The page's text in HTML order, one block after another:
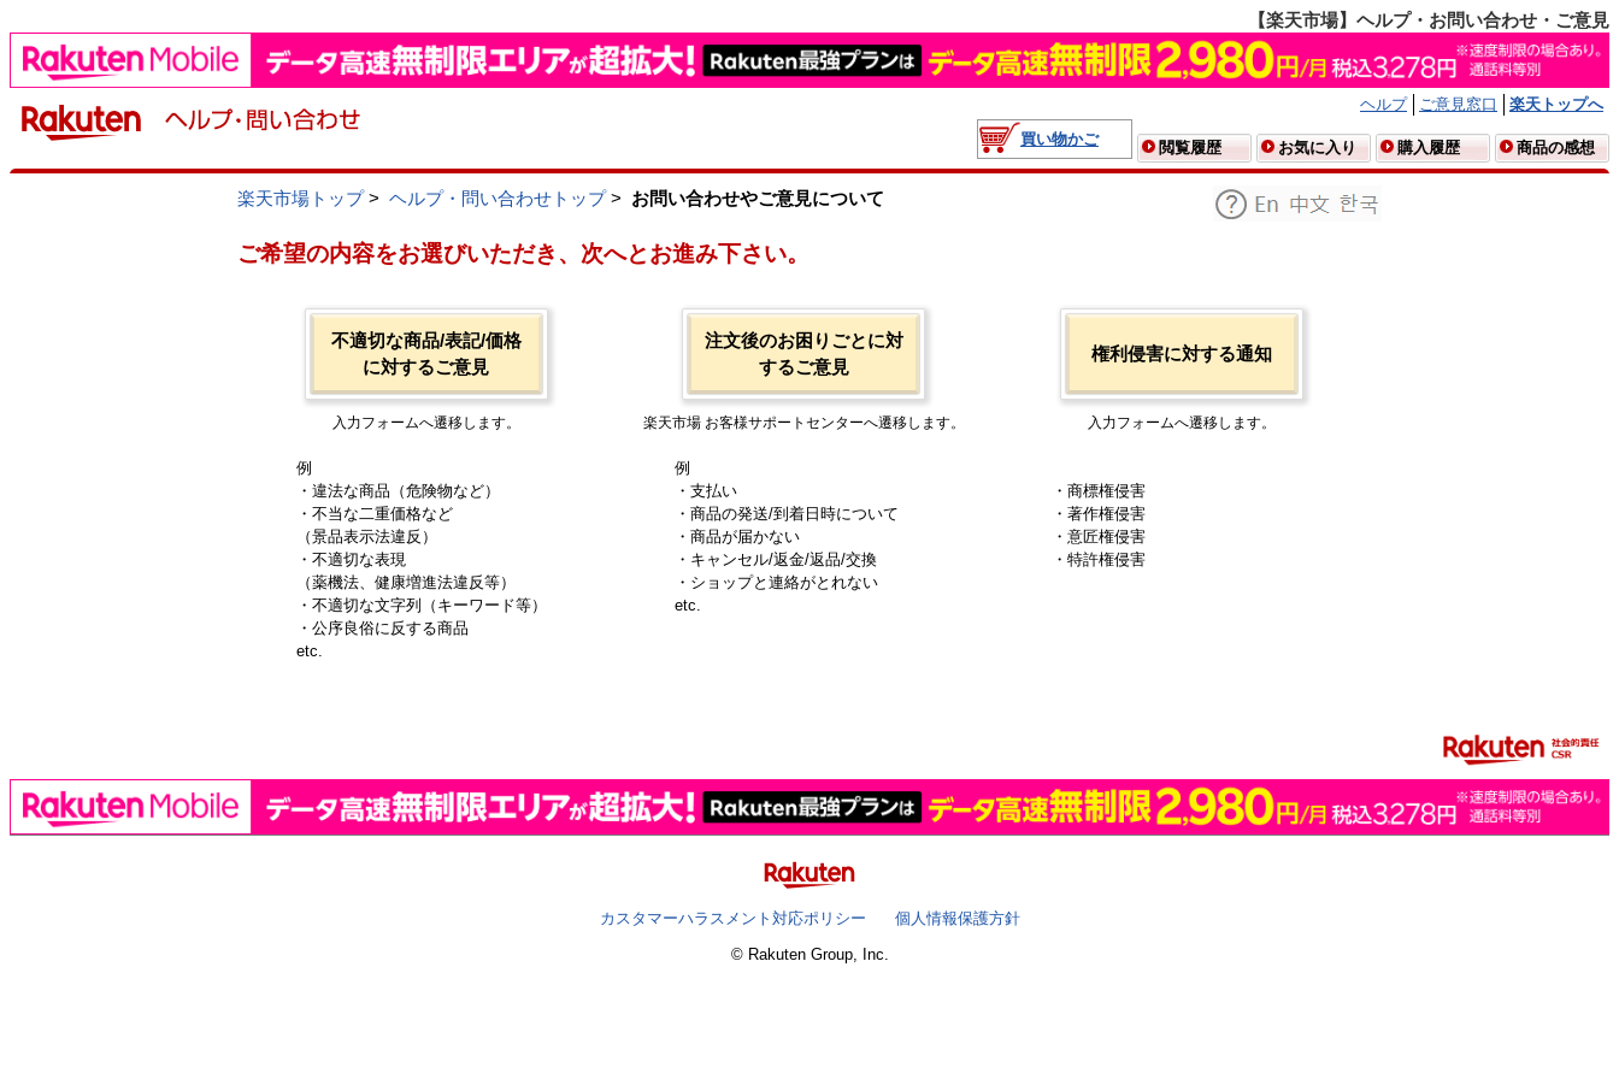
【楽天市場】ヘルプ・お問い合わせ・ご意見
ヘルプ ご意見窓口
楽天トップへ
買い物かご
閲覧履歴 お気に入り 購入履歴 商品の感想
楽天市場トップ> ヘルプ・問い合わせトップ> お問い合わせやご意見について
ご希望の内容をお選びいただき、次へとお進み下さい。
不適切な商品/表記/価格
に対するご意見
入力フォームへ遷移します。
例
・違法な商品（危険物など）
・不当な二重価格など
（景品表示法違反）
・不適切な表現
（薬機法、健康増進法違反等）
・不適切な文字列（キーワード等）
・公序良俗に反する商品
etc.
注文後のお困りごとに対
するご意見
楽天市場 お客様サポートセンターへ遷移します。
例
・支払い
・商品の発送/到着日時について
・商品が届かない
・キャンセル/返金/返品/交換
・ショップと連絡がとれない
etc.
権利侵害に対する通知
入力フォームへ遷移します。
・商標権侵害
・著作権侵害
・意匠権侵害
・特許権侵害
カスタマーハラスメント対応ポリシー
個人情報保護方針
© Rakuten Group, Inc.